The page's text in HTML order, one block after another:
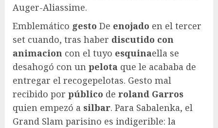
Auger-Aliassime.
Emblemático gesto De enojado en el tercer
set cuando, tras haber discutido con
animacion con el tuyo esquinaella se
desahogó con un pelota que le acababa de
entregar el recogepelotas. Gesto mal
recibido por público de roland Garros
quien empezó a silbar. Para Sabalenka, el
Grand Slam parisino es indigerible: la